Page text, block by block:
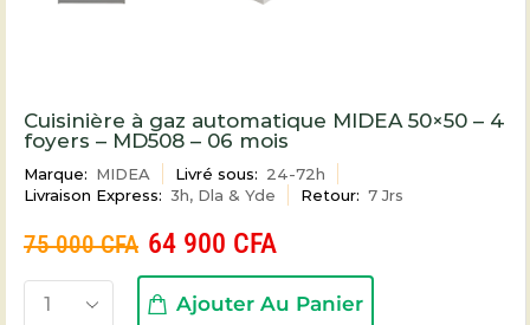
Cuisinière à gaz automatique MIDEA 50×50 – 4
foyers – MD508 – 06 mois
Marque: MIDEA Livré sous: 24-72h
Livraison Express: 3h, Dla & Yde Retour: 7 Jrs
75 000CFA 64 900 CFA
Ajouter Au Panier